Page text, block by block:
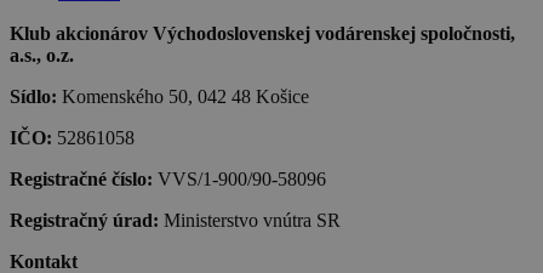
Klub akcionárov Východoslovenskej vodárenskej spoločnosti,
a.s., o.z.
Sídlo: Komenského 50, 042 48 Košice
IČO: 52861058
Registračné číslo: VVS/1-900/90-58096
Registračný úrad: Ministerstvo vnútra SR
Kontakt